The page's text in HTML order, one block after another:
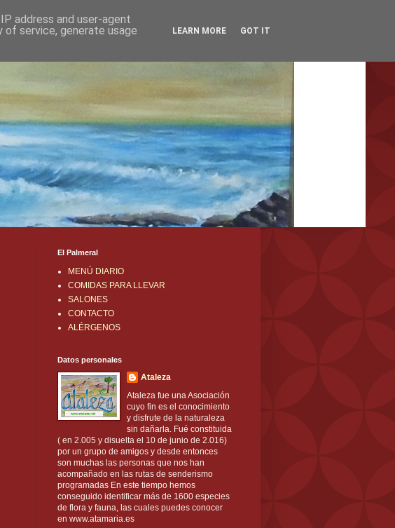
El Palmeral
MENÚ DIARIO
COMIDAS PARA LLEVAR
SALONES
CONTACTO
ALÉRGENOS
Datos personales
Ataleza
Ataleza fue una Asociación
cuyo fin es el conocimiento
y disfrute de la naturaleza
sin dañarla. Fué constituida
( en 2.005 y disuelta el 10 de junio de 2.016)
por un grupo de amigos y desde entonces
son muchas las personas que nos han
acompañado en las rutas de senderismo
programadas En este tiempo hemos
conseguido identificar más de 1600 especies
de flora y fauna, las cuales puedes conocer
en www.atamaria.es
address and user-agent
of service, generate usage
LEARN MORE GOT IT